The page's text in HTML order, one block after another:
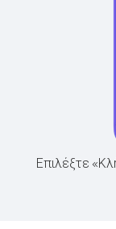
Επιλέξτε